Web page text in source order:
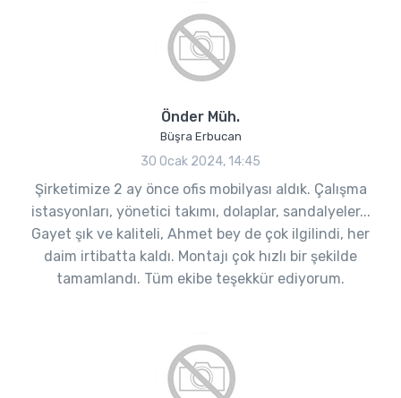
Önder Müh.
Büşra Erbucan
30 Ocak 2024, 14:45
Şirketimize 2 ay önce ofis mobilyası aldık. Çalışma
istasyonları, yönetici takımı, dolaplar, sandalyeler...
Gayet şık ve kaliteli, Ahmet bey de çok ilgilindi, her
daim irtibatta kaldı. Montajı çok hızlı bir şekilde
tamamlandı. Tüm ekibe teşekkür ediyorum.